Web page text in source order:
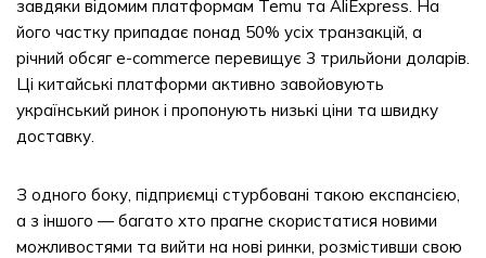
завдяки відомим платформам Temu та AliExpress. На
його частку припадає понад 50% усіх транзакцій, а
річний обсяг e-commerce перевищує 3 трильйони доларів.
Ці китайські платформи активно завойовують
український ринок і пропонують низькі ціни та швидку
доставку.
З одного боку, підприємці стурбовані такою експансією,
а з іншого — багато хто прагне скористатися новими
можливостями та вийти на нові ринки, розмістивши свою